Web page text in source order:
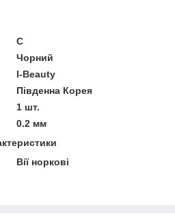
C
Чорний
I-Beauty
Південна Корея
1 шт.
0.2 мм
Вії норкові